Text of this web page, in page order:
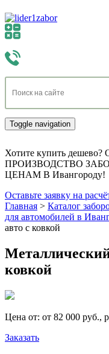
Toggle navigation
Хотите купить дешево?
ПРОИЗВОДСТВО
ЦЕНАМ В Ивангороду!
Оставьте заявку на
Главная > Каталог
для автомобилей в
авто с ковкой
ковкой
Цена от: от 82 000 руб.,
Заказать